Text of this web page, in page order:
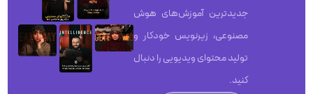
جدیدترین آموزش‌های هوش
مصنوعی، زیرنویس خودکار و
تولید محتوای ویدیویی را دنبال
کنید.